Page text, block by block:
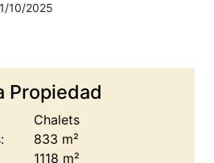
10/2025
Propiedad
Chalets
833 m²
1118 m²